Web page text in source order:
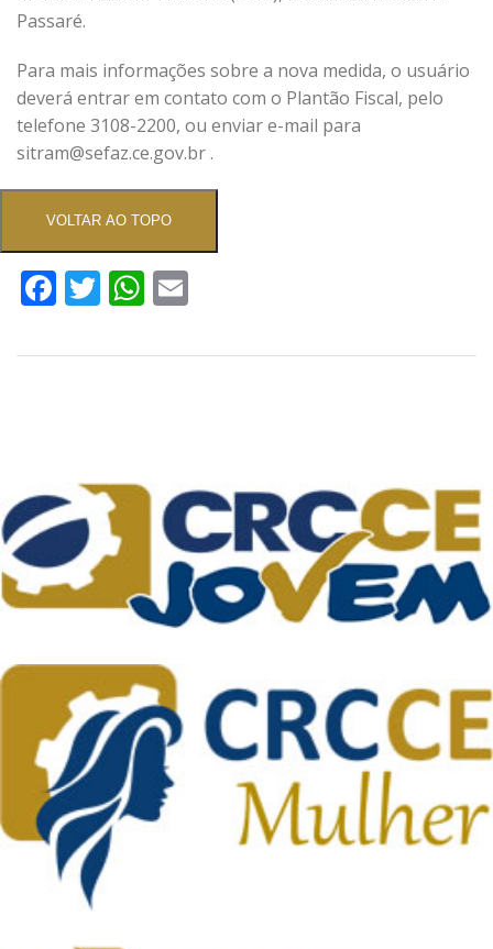
Passaré.
Para mais informações sobre a nova medida, o usuário
deverá entrar em contato com o Plantão Fiscal, pelo
telefone 3108-2200, ou enviar e-mail para
sitram@sefaz.ce.gov.br .
VOLTAR AO TOPO
Facebook
TwitterWhatsApp